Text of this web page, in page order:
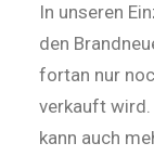
In unseren
den
fortan nur
verkauft wird.
kann auch